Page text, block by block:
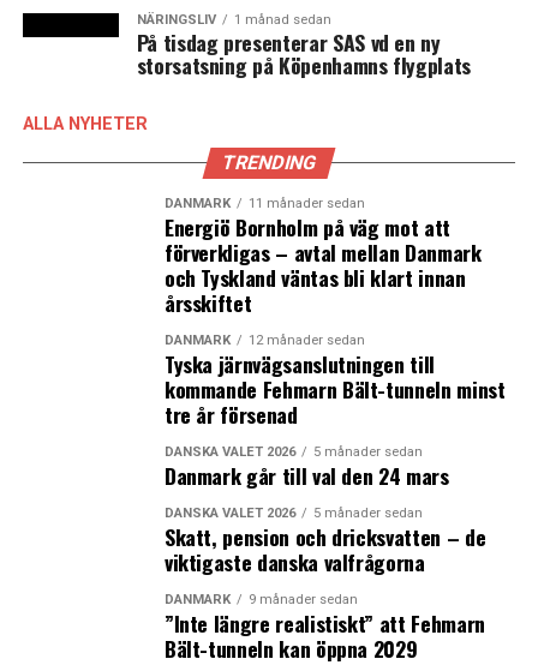
15 Helsingborg
15 Simrishamn
10 Landskrona
Källa: Region Skåne
Danskt stödpaket till caféer, barer och restauranger
som tvingas stänga klockan 22
Danmark inför landsomfattande restriktioner – fler
uppmanas att arbeta hemifrån
NÄRINGSLIV 1 månad sedan
På tisdag presenterar SAS vd en ny
storsatsning på Köpenhamns flygplats
ALLA NYHETER
TRENDING
DANMARK 11 månader sedan
Energiö Bornholm på väg mot att
förverkligas – avtal mellan Danmark
och Tyskland väntas bli klart innan
årsskiftet
DANMARK 12 månader sedan
Tyska järnvägsanslutningen till
kommande Fehmarn Bält-tunneln minst
tre år försenad
DANSKA VALET 2026 5 månader sedan
Danmark går till val den 24 mars
DANSKA VALET 2026 5 månader sedan
Skatt, pension och dricksvatten – de
viktigaste danska valfrågorna
DANMARK 9 månader sedan
”Inte längre realistiskt” att Fehmarn
Bält-tunneln kan öppna 2029